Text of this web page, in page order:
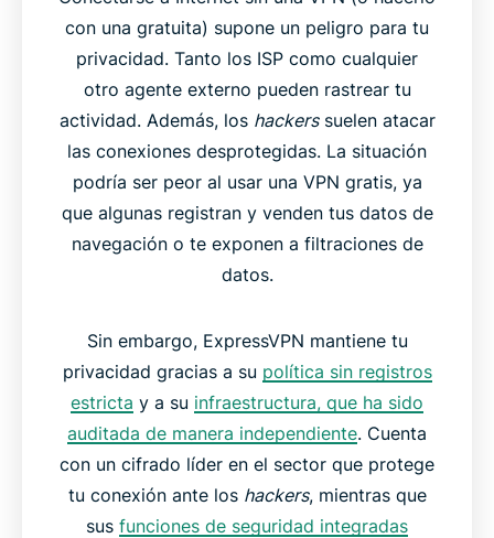
con una gratuita) supone un peligro para tu
privacidad. Tanto los ISP como cualquier
otro agente externo pueden rastrear tu
actividad. Además, los hackerssuelen atacar
las conexiones desprotegidas. La situación
podría ser peor al usar una VPN gratis, ya
que algunas registran y venden tus datos de
navegación o te exponen a filtraciones de
datos.
Sin embargo, ExpressVPN mantiene tu
privacidad gracias a su política sin registros
estricta y a su infraestructura, que ha sido
auditada de manera independiente. Cuenta
con un cifrado líder en el sector que protege
tu conexión ante los hackers, mientras que
sus funciones de seguridad integradas